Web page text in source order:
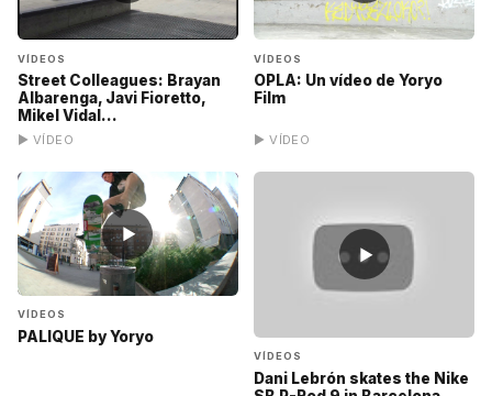
VÍDEOS
Street Colleagues: Brayan
Albarenga, Javi Fioretto,
Mikel Vidal...
▶ VÍDEO
VÍDEOS
OPLA: Un vídeo de Yoryo
Film
▶ VÍDEO
▶
VÍDEOS
PALIQUE by Yoryo
▶
VÍDEOS
Dani Lebrón skates the Nike